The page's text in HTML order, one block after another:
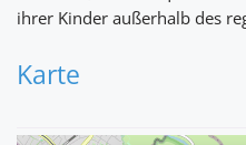
ihrer Kinder außerhalb des
Karte